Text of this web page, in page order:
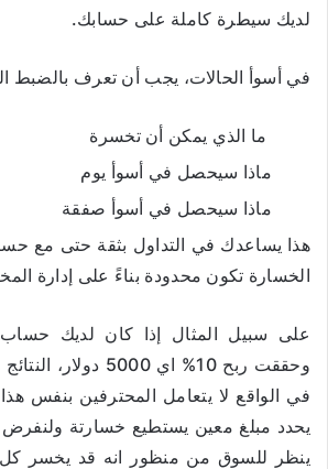
لديك سيطرة كاملة على حسابك.
في أسوأ الحالات، يجب أن تعرف بالضبط
ما الذي يمكن أن تخسرة
ماذا سيحصل في أسوأ يوم
ماذا سيحصل في أسوأ صفقة
هذا يساعدك في التداول بثقة حتى مع
الخسارة تكون محدودة بناءً على إدارة
وحققت ربح 10% اي
في الواقع لا يتعامل المحترفين بنفس
ينظر للسوق من منظور انه قد يخسر كل